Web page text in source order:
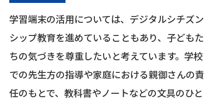
学習端末の活用については、デジタルシチズン
シップ教育を進めていることもあり、子どもた
ちの気づきを尊重したいと考えています。学校
での先生方の指導や家庭における親御さんの責
任のもとで、教科書やノートなどの文具のひと